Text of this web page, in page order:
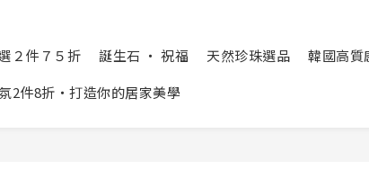
２件７５折 誕生石 ‧ 祝福 天然珍珠選品
韓國高
2件8折‧打造你的居家美學